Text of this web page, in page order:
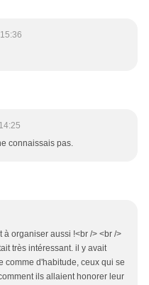
connaissais pas.
à organiser aussi !<br /> <br />
très intéressant. il y avait
comme d'habitude, ceux qui se
ils allaient honorer leur